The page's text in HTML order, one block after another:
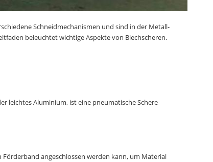
Schneidmechanismen und sind in der Metall-
beleuchtet wichtige Aspekte von Blechscheren.
leichtes Aluminium, ist eine pneumatische Schere
angeschlossen werden kann, um Material